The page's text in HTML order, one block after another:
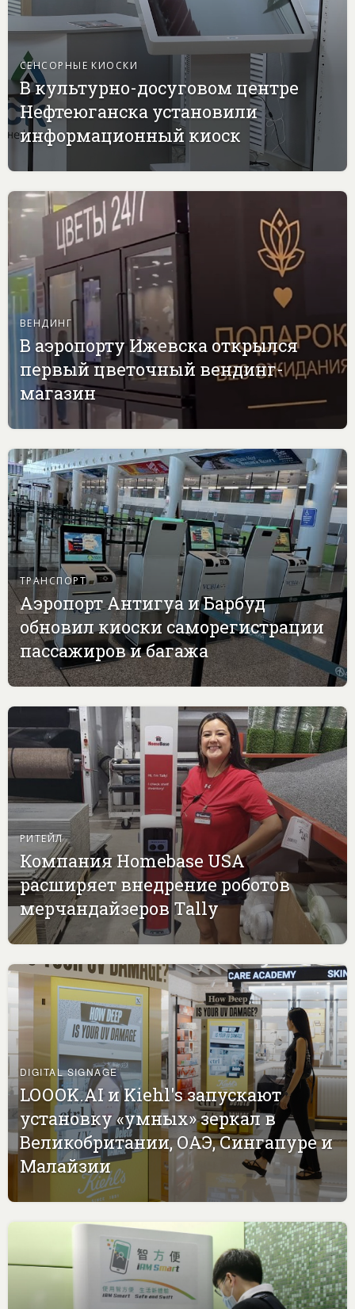
СЕНСОРНЫЕ КИОСКИ
В культурно-досуговом центре
Нефтеюганска установили
информационный киоск
ВЕНДИНГ
В аэропорту Ижевска открылся
первый цветочный вендинг-
магазин
ТРАНСПОРТ
Аэропорт Антигуа и Барбуд
обновил киоски саморегистрации
пассажиров и багажа
РИТЕЙЛ
Компания Homebase USA
расширяет внедрение роботов
мерчандайзеров Tally
DIGITAL SIGNAGE
LOOOK.AI и Kiehl's запускают
установку «умных» зеркал в
Великобритании, ОАЭ, Сингапуре и
Малайзии